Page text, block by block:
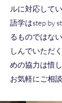
ルに対応してい
語学はstep by
るものではな
しんでいただ
めの協力は惜
お気軽にご相